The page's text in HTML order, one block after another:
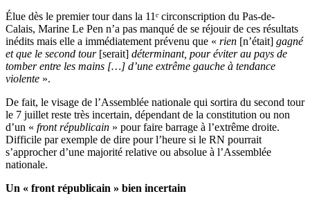
Élue dès le premier tour dans la 11ᵉ circonscription du Pas-de-
Calais, Marine Le Pen n’a pas manqué de se réjouir de ces résultats
inédits mais elle a immédiatement prévenu que « rien [n’était] gagné
et que le second tour [serait] déterminant, pour éviter au pays de
tomber entre les mains […] d’une extrême gauche à tendance
violente ».
De fait, le visage de l’Assemblée nationale qui sortira du second tour
le 7 juillet reste très incertain, dépendant de la constitution ou non
d’un « front républicain » pour faire barrage à l’extrême droite.
Difficile par exemple de dire pour l’heure si le RN pourrait
s’approcher d’une majorité relative ou absolue à l’Assemblée
nationale.
Un « front républicain » bien incertain